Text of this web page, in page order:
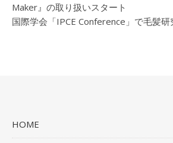
Maker』の取り扱いスタート
国際学会「IPCE Conference」で毛髪
HOME